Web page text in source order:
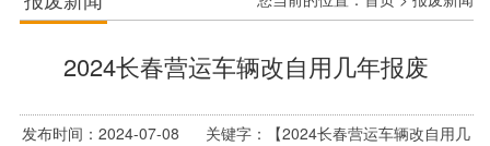
2024长春营运车辆改自用几年报废
发布时间：2024-07-08 关键字：【2024长春营运车辆改自用几